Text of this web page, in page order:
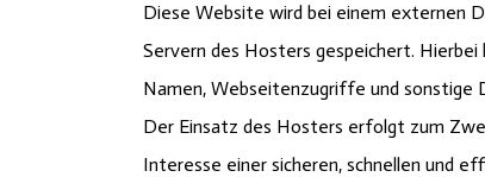
Diese Website wird bei einem externen
Servern des Hosters gespeichert.
Namen, Webseitenzugriffe und sonstige
Der Einsatz des Hosters erfolgt zum
Interesse einer sicheren, schnellen und